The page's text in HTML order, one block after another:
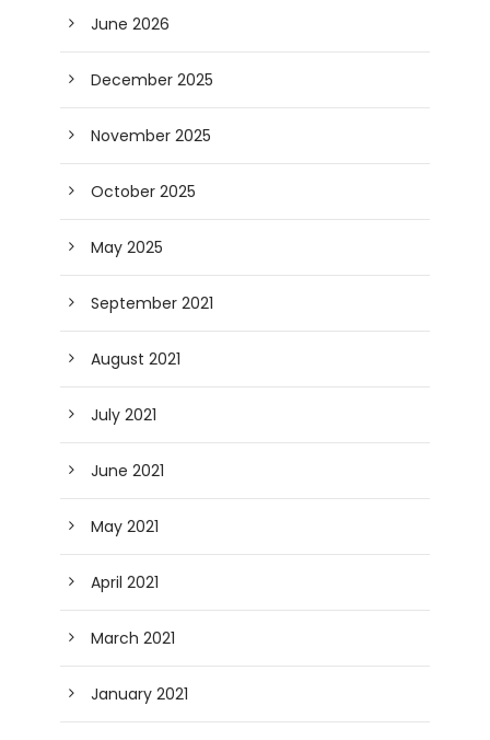
June 2026
December 2025
November 2025
October 2025
May 2025
September 2021
August 2021
July 2021
June 2021
May 2021
April 2021
March 2021
January 2021